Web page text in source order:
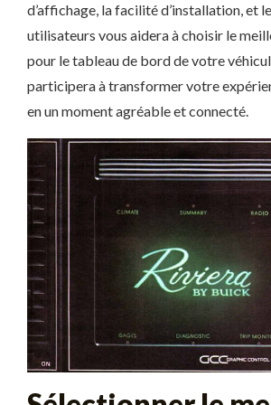
d’affichage, la facilité d’installation, et
utilisateurs vous aidera à choisir le
pour le tableau de bord de votre
participera à transformer votre
en un moment agréable et connecté.